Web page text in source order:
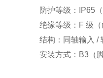
防护等级：IP65
绝缘等级：F 级
结构：同轴输入 /
安装方式：B3（